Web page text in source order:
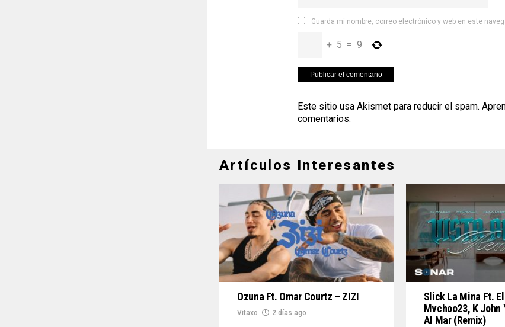
Guarda mi nombre, correo electrónico y web en este
+ 5 = 9
Este sitio usa Akismet para reducir el spam.
comentarios.
Artículos Interesantes
Ozuna Ft. Omar Courtz – ZIZI
Vitaxo 2 días ago
Slick La Mina Ft.
Mvchoo23, K John
Al Mar (Remix)